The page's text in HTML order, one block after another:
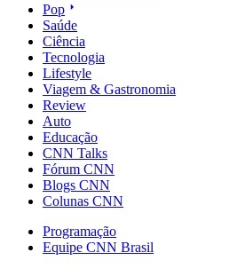
Pop
Saúde
Ciência
Tecnologia
Lifestyle
Viagem & Gastronomia
Review
Auto
Educação
CNN Talks
Fórum CNN
Blogs CNN
Colunas CNN
Programação
Equipe CNN Brasil